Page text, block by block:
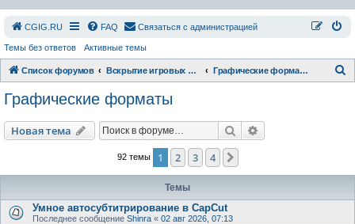
СGIG.RU FAQ Связаться с администрацией
Темы без ответов Активные темы
Список форумов Вскрытие игровых ресурсов Графические форматы
Графические форматы
Новая тема Поиск
92 темы 1 2 3 4
Темы
Умное автосубтитрирование в CapCut
Последнее сообщение Shinra « 02 авг 2026, 07:13